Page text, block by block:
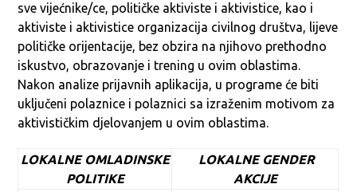
sve vijećnike/ce, političke aktiviste i aktivistice, kao i
aktiviste i aktivistice organizacija civilnog društva, lijeve
političke orijentacije, bez obzira na njihovo prethodno
iskustvo, obrazovanje i trening u ovim oblastima.
Nakon analize prijavnih aplikacija, u programe će biti
uključeni polaznice i polaznici sa izraženim motivom za
aktivističkim djelovanjem u ovim oblastima.
LOKALNE OMLADINSKE
POLITIKE
LOKALNE GENDER
AKCIJE